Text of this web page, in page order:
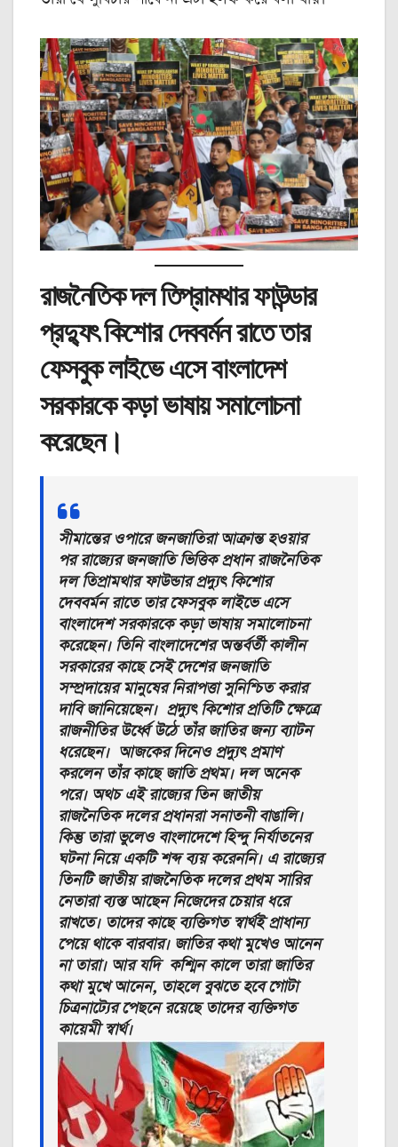
রাজনৈতিক দল তিপ্রামথার ফাউন্ডার
প্রদ্যুৎ কিশোর দেববর্মন রাতে তার
ফেসবুক লাইভে এসে বাংলাদেশ
সরকারকে কড়া ভাষায় সমালোচনা
করেছেন।
সীমান্তের ওপারে জনজাতিরা আক্রান্ত হওয়ার
পর রাজ্যের জনজাতি ভিত্তিক প্রধান রাজনৈতিক
দল তিপ্রামথার ফাউন্ডার প্রদ্যুৎ কিশোর
দেববর্মন রাতে তার ফেসবুক লাইভে এসে
বাংলাদেশ সরকারকে কড়া ভাষায় সমালোচনা
করেছেন। তিনি বাংলাদেশের অন্তর্বর্তী কালীন
সরকারের কাছে সেই দেশের জনজাতি
সম্প্রদায়ের মানুষের নিরাপত্তা সুনিশ্চিত করার
দাবি জানিয়েছেন। প্রদ্যুৎ কিশোর প্রতিটি ক্ষেত্রে
রাজনীতির উর্ধ্বে উঠে তাঁর জাতির জন্য ব্যাটন
ধরেছেন। আজকের দিনেও প্রদ্যুৎ প্রমাণ
করলেন তাঁর কাছে জাতি প্রথম। দল অনেক
পরে। অথচ এই রাজ্যের তিন জাতীয়
রাজনৈতিক দলের প্রধানরা সনাতনী বাঙালি।
কিন্তু তারা ভুলেও বাংলাদেশে হিন্দু নির্যাতনের
ঘটনা নিয়ে একটি শব্দ ব্যয় করেননি। এ রাজ্যের
তিনটি জাতীয় রাজনৈতিক দলের প্রথম সারির
নেতারা ব্যস্ত আছেন নিজেদের চেয়ার ধরে
রাখতে। তাদের কাছে ব্যক্তিগত স্বার্থই প্রাধান্য
পেয়ে থাকে বারবার। জাতির কথা মুখেও আনেন
না তারা। আর যদি কশ্মিন কালে তারা জাতির
কথা মুখে আনেন, তাহলে বুঝতে হবে গোটা
চিত্রনাট্যের পেছনে রয়েছে তাদের ব্যক্তিগত
কায়েমী স্বার্থ।